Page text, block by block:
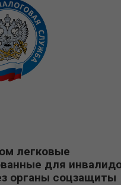
легковые
для
органы соцзащиты